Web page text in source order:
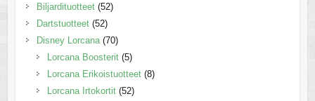
Biljardituotteet (52)
Dartstuotteet (52)
Disney Lorcana (70)
Lorcana Boosterit (5)
Lorcana Erikoistuotteet (8)
Lorcana Irtokortit (52)